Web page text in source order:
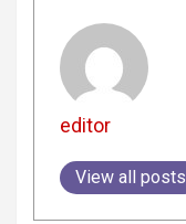
editor
View all posts